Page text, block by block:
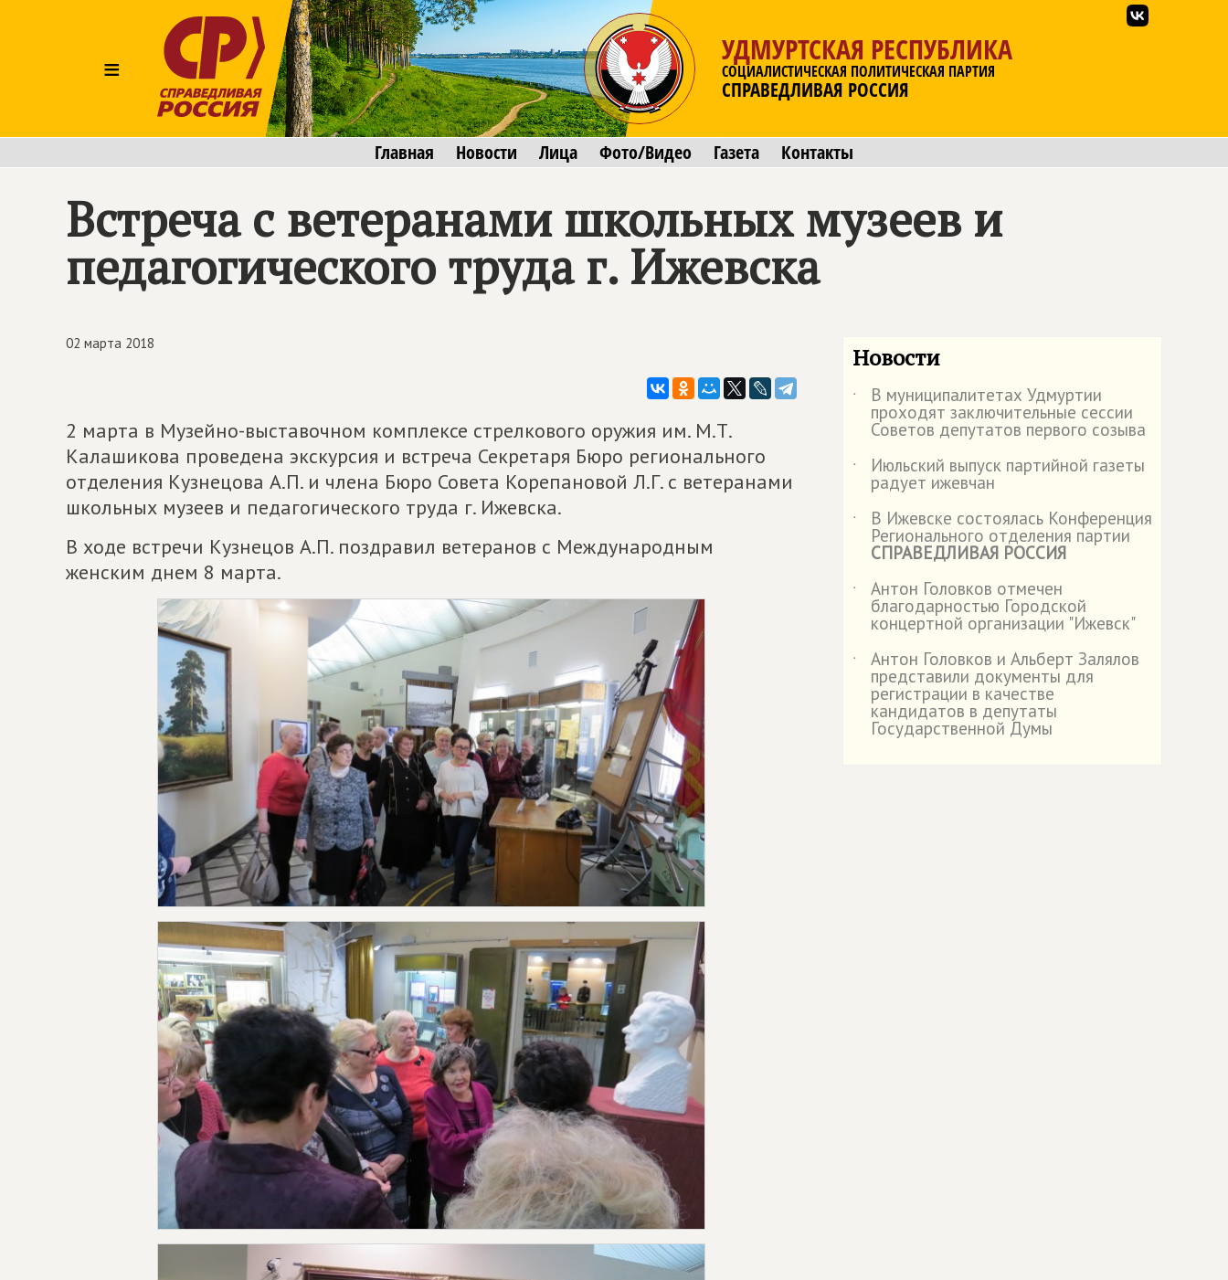
≡
УДМУРТСКАЯ РЕСПУБЛИКА
СОЦИАЛИСТИЧЕСКАЯ ПОЛИТИЧЕСКАЯ ПАРТИЯ
СПРАВЕДЛИВАЯ РОССИЯ
Главная Новости Лица Фото/Видео Газета Контакты
Встреча с ветеранами школьных музеев и
педагогического труда г. Ижевска
02 марта 2018
2 марта в Музейно-выставочном комплексе стрелкового оружия им. М.Т.
Калашикова проведена экскурсия и встреча Секретаря Бюро регионального
отделения Кузнецова А.П. и члена Бюро Совета Корепановой Л.Г. с ветеранами
школьных музеев и педагогического труда г. Ижевска.
В ходе встречи Кузнецов А.П. поздравил ветеранов с Международным
женским днем 8 марта.
Новости
˙ В муниципалитетах Удмуртии
проходят заключительные сессии
Советов депутатов первого созыва
˙
Июльский выпуск партийной газеты
радует ижевчан
˙
В Ижевске состоялась Конференция
Регионального отделения партии
СПРАВЕДЛИВАЯ РОССИЯ
˙
Антон Головков отмечен
благодарностью Городской
концертной организации "Ижевск"
˙
Антон Головков и Альберт Залялов
представили документы для
регистрации в качестве
кандидатов в депутаты
Государственной Думы